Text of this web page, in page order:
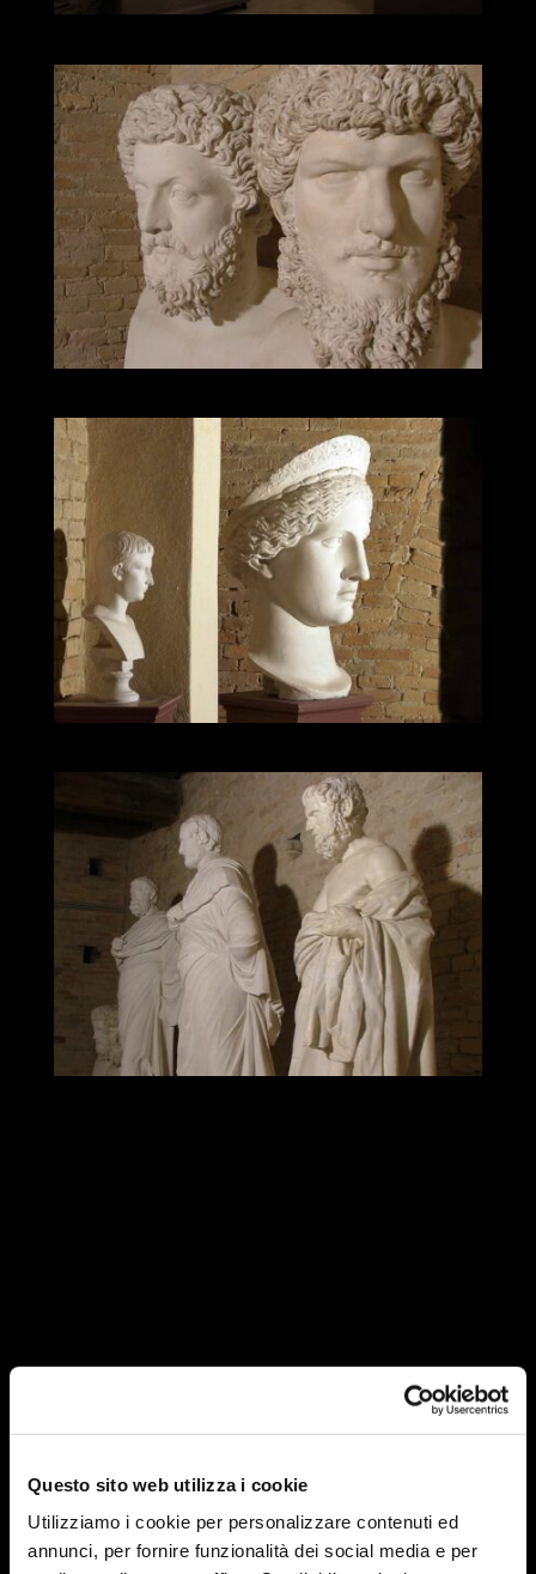
Questo sito web utilizza i cookie
Utilizziamo i cookie per personalizzare contenuti ed
annunci, per fornire funzionalità dei social media e per